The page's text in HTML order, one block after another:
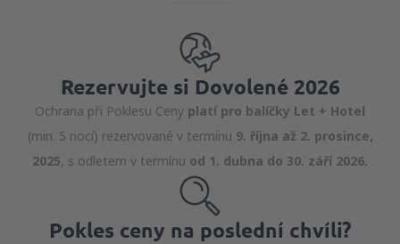
Rezervujte si Dovolené 2026
Ochrana při Poklesu Ceny platí pro balíčky Let + Hotel
(min. 5 nocí) rezervované v termínu 9. října až 2. prosince,
2025, s odletem v termínu od 1. dubna do 30. září 2026.
Pokles ceny na poslední chvíli?